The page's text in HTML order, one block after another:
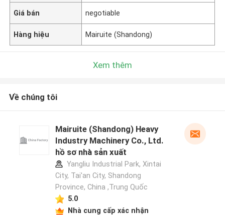
Giá bán negotiable
Hàng hiệu Mairuite (Shandong)
Xem thêm
Về chúng tôi
Mairuite (Shandong) Heavy
Industry Machinery Co., Ltd.
hồ sơ nhà sản xuất
Yangliu Industrial Park, Xintai
City, Tai'an City, Shandong
Province, China ,Trung Quốc
5.0
Nhà cung cấp xác nhận